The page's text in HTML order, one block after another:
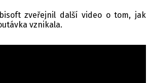
zveřejnil další video o tom, jak
vznikala.